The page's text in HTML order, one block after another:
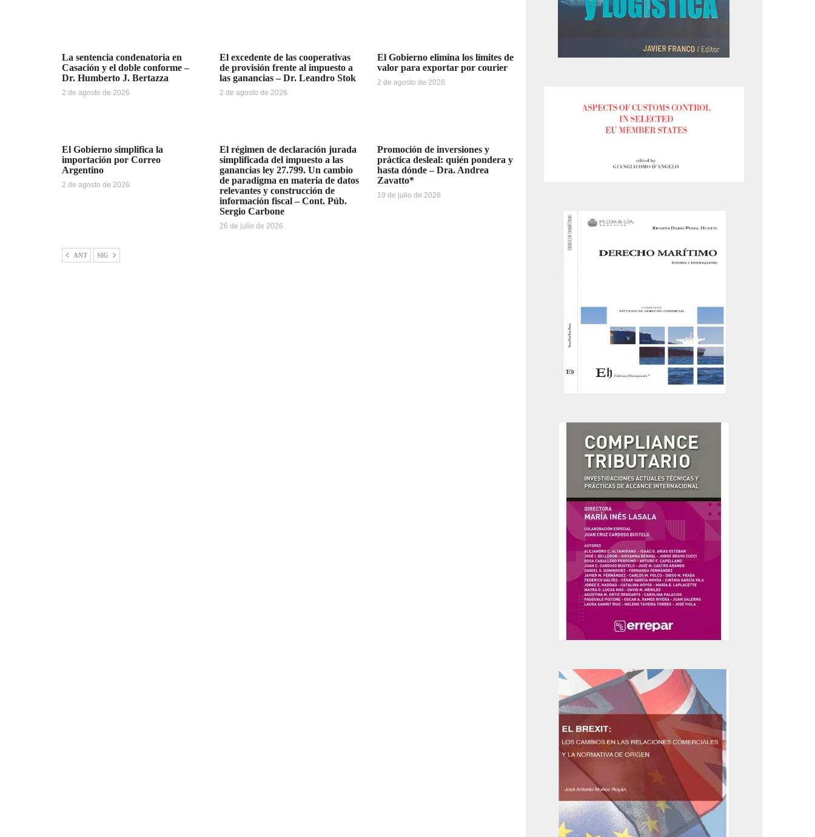
La sentencia condenatoria en
Casación y el doble conforme –
Dr. Humberto J. Bertazza
2 de agosto de 2026
El excedente de las cooperativas
de provisión frente al impuesto a
las ganancias – Dr. Leandro Stok
2 de agosto de 2026
El Gobierno elimina los límites de
valor para exportar por courier
2 de agosto de 2026
El Gobierno simplifica la
importación por Correo
Argentino
2 de agosto de 2026
El régimen de declaración jurada
simplificada del impuesto a las
ganancias ley 27.799. Un cambio
de paradigma en materia de datos
relevantes y construcción de
información fiscal – Cont. Púb.
Sergio Carbone
26 de julio de 2026
Promoción de inversiones y
práctica desleal: quién pondera y
hasta dónde – Dra. Andrea
Zavatto*
19 de julio de 2026
ANT SIG